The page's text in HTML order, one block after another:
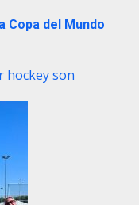
Copa del Mundo
hockey son